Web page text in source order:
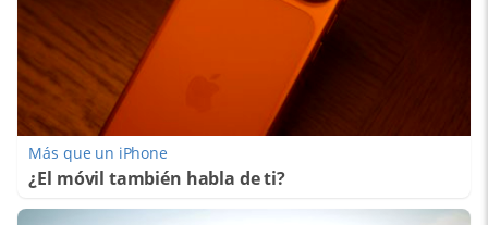
Más que un iPhone
¿El móvil también habla de ti?